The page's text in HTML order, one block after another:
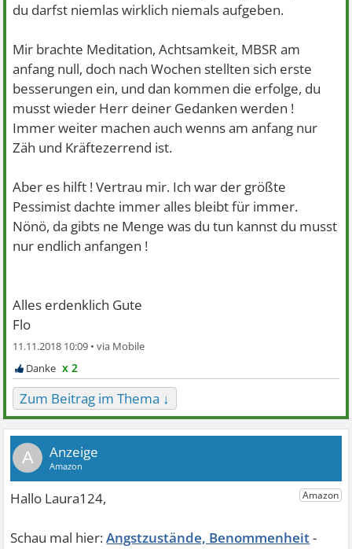
du darfst niemlas wirklich niemals aufgeben.
Mir brachte Meditation, Achtsamkeit, MBSR am
anfang null, doch nach Wochen stellten sich erste
besserungen ein, und dan kommen die erfolge, du
musst wieder Herr deiner Gedanken werden !
Immer weiter machen auch wenns am anfang nur
Zäh und Kräftezerrend ist.
Aber es hilft ! Vertrau mir. Ich war der größte
Pessimist dachte immer alles bleibt für immer.
Nönö, da gibts ne Menge was du tun kannst du musst
nur endlich anfangen !
Alles erdenklich Gute
Flo
11.11.2018 10:09 •
x 2
Zum Beitrag im Thema ↓
A
Angstzustände, Benommenheit